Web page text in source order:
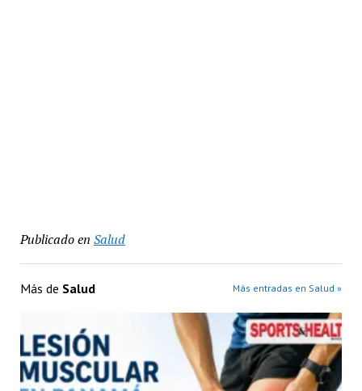
Publicado en Salud
Más de Salud Más entradas en Salud »